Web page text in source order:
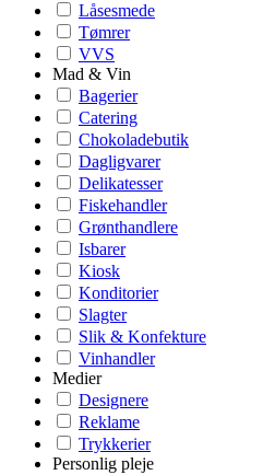
Låsesmede
Tømrer
VVS
Mad & Vin
Bagerier
Catering
Chokoladebutik
Dagligvarer
Delikatesser
Fiskehandler
Grønthandlere
Isbarer
Kiosk
Konditorier
Slagter
Slik & Konfekture
Vinhandler
Medier
Designere
Reklame
Trykkerier
Personlig pleje